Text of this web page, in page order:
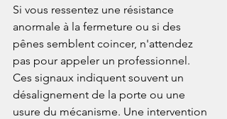
Si vous ressentez une résistance
anormale à la fermeture ou si des
pênes semblent coincer, n'attendez
pas pour appeler un professionnel.
Ces signaux indiquent souvent un
désalignement de la porte ou une
usure du mécanisme. Une intervention